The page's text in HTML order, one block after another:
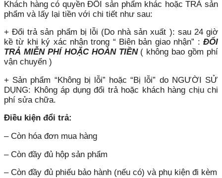
Khách hàng có quyền ĐỔI sản phẩm khác hoặc TRẢ sản
phẩm và lấy lại tiền với chi tiết như sau:
+ Đổi trả sản phẩm bị lỗi (Do nhà sản xuất ): sau 24 giờ
kề từ khi ký xác nhận trong “ Biên bản giao nhận” : ĐỔI
TRẢ MIỄN PHÍ HOẶC HOÀN TIỀN( không bao gồm phí
vận chuyển )
+ Sản phẩm “Không bị lỗi” hoặc “Bị lỗi” do NGƯỜI SỬ
DỤNG: Không áp dụng đổi trả hoặc khách hàng chịu chi
phí sửa chữa.
Điều kiện đổi trả:
– Còn hóa đơn mua hàng
– Còn đầy đủ hộp sản phẩm
– Còn đầy đủ phiếu bảo hành (nếu có) và phụ kiện đi kèm